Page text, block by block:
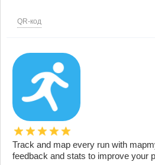
QR-код
Track and map every run with
feedback and stats to improve your